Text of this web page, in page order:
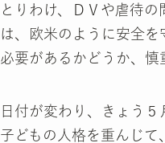
とりわけ、ＤＶや虐待
は、欧米のように安全を
必要があるかどうか、慎
日付が変わり、きょう５
子どもの人格を重んじて